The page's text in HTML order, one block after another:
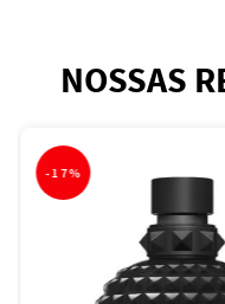
NOSSAS
-17%